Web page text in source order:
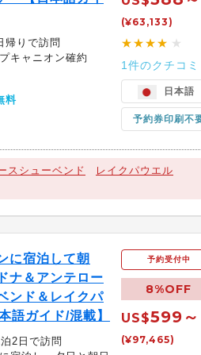
帰りで訪問
キャニオン確約
料
(¥63,133)
★★★★ ★
1件のクチコミ
日本語
予約券印刷不
スシューベンド
レイクパウエル
に宿泊して朝
ナ＆アンテロー
ンド＆レイクパ
語ガイド/混載】
2日で訪問
予約受付中
8%OFF
US$599～
(¥97,465)